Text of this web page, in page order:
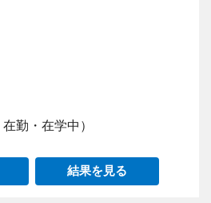
勤・在学中）
結果を見る